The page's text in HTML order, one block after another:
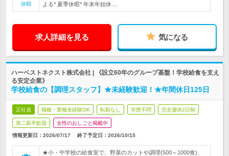
休暇
よる* 夏季休暇* 年末年始休…
求人詳細を見る 気になる
ハーベストネクスト株式会社 | 《設立60年のグループ基盤！学校給食を支え
る安定企業》
学校給食の【調理スタッフ】★未経験歓迎！★年間休日125日
正社員 職種・業種未経験OK 転勤なし 学歴不問 完全週休2日制
第二新卒歓迎 女性のおしごと掲載中
情報更新日：2026/07/17 終了予定日： 2026/10/15
★小・中学校の給食室で、野菜のカットや調理(500～1000食)、